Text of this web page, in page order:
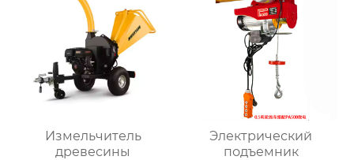
Измельчитель
древесины
Электрический
подъемник